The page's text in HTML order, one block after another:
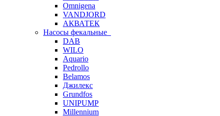
Omnigena
VANDJORD
АКВАТЕК
Насосы фекальные
DAB
WILO
Aquario
Pedrollo
Belamos
Джилекс
Grundfos
UNIPUMP
Millennium